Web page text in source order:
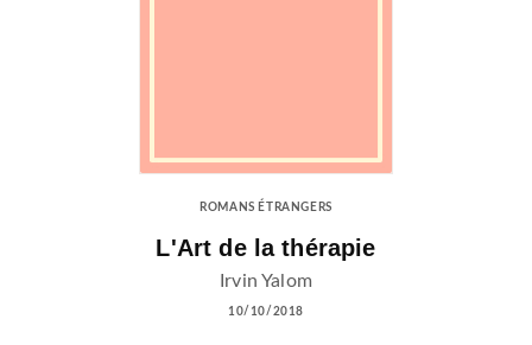
ROMANS ÉTRANGERS
L'Art de la thérapie
Irvin Yalom
10/10/2018